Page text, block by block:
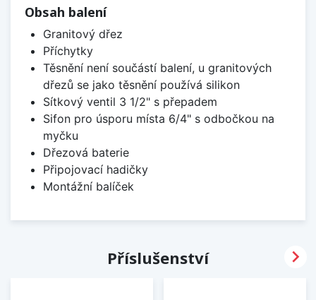
Obsah balení
Granitový dřez
Příchytky
Těsnění není součástí balení, u granitových
dřezů se jako těsnění používá silikon
Sítkový ventil 3 1/2" s přepadem
Sifon pro úsporu místa 6/4" s odbočkou na
myčku
Dřezová baterie
Připojovací hadičky
Montážní balíček
Příslušenství 